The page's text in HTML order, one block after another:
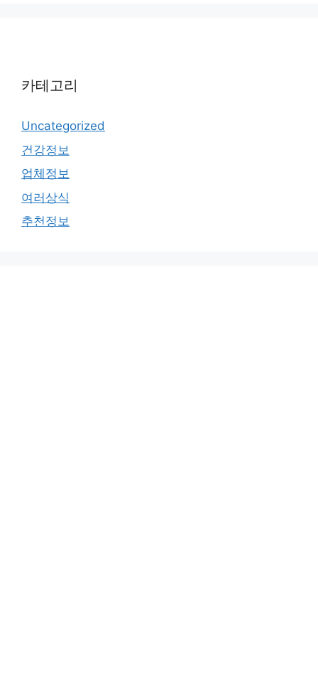
카테고리
Uncategorized
건강정보
업체정보
여러상식
추천정보